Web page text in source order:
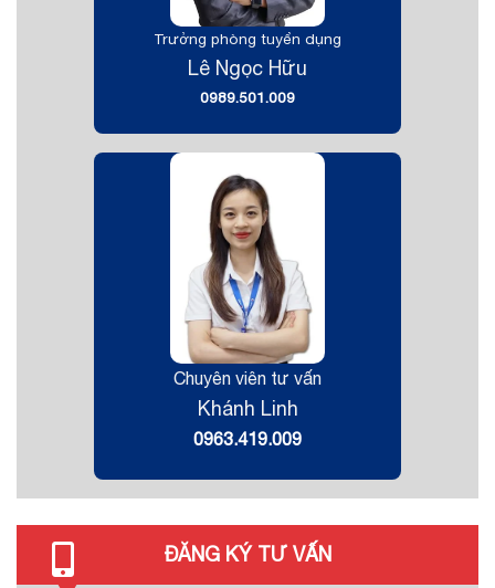
Trưởng phòng tuyển dụng
Lê Ngọc Hữu
0989.501.009
Chuyên viên tư vấn
Khánh Linh
0963.419.009
ĐĂNG KÝ TƯ VẤN